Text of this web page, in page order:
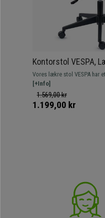
Kontorstol VESPA,
Justerbare Armlæn,
Pæn, I Orange Stof
Vores lækre stol VESPA har
giver den komfort, som det
lændestøtte, synkroniseret
armlæn, hurtig levering!
[+Info]
1.569,00 kr
1.199,00 kr